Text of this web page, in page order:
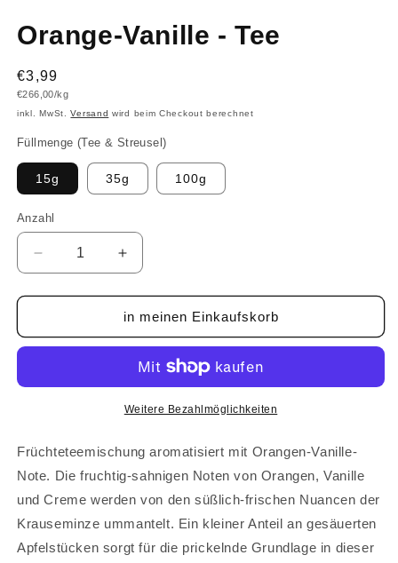
Orange-Vanille - Tee
Normaler
Preis
€3,99
Grundpreis
€266,00/kg
inkl. MwSt.Versand wird beim Checkout berechnet
Füllmenge (Tee & Streusel)
15g 35g 100g
Anzahl
Anzahl
Verringere
die
Menge
Orange-
Tee
Erhöhe
die
Menge
für
Orange-
Tee
in meinen Einkaufskorb
Weitere Bezahlmöglichkeiten
Früchteteemischung aromatisiert mit Orangen-Vanille-
Note. Die fruchtig-sahnigen Noten von Orangen, Vanille
und Creme werden von den süßlich-frischen Nuancen der
Krauseminze ummantelt. Ein kleiner Anteil an gesäuerten
Apfelstücken sorgt für die prickelnde Grundlage in dieser